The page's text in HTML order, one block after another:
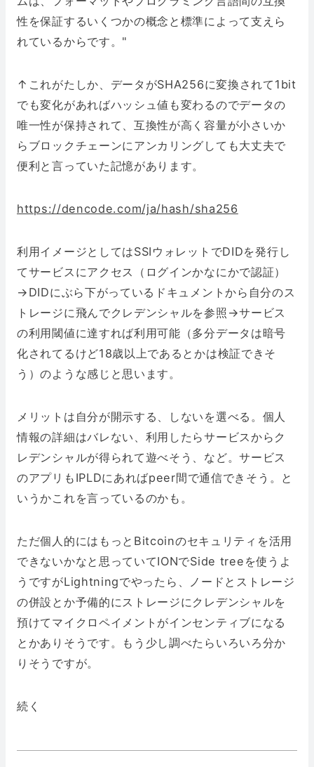
性を保証するいくつかの概念と標準によって支えら
れているからです。"
↑これがたしか、データがSHA256に変換されて1bit
でも変化があればハッシュ値も変わるのでデータの
唯一性が保持されて、互換性が高く容量が小さいか
らブロックチェーンにアンカリングしても大丈夫で
便利と言っていた記憶があります。
https://dencode.com/ja/hash/sha256
利用イメージとしてはSSIウォレットでDIDを発行し
てサービスにアクセス（ログインかなにかで認証）
→DIDにぶら下がっているドキュメントから自分のス
トレージに飛んでクレデンシャルを参照→サービス
の利用閾値に達すれば利用可能（多分データは暗号
化されてるけど18歳以上であるとかは検証できそ
う）のような感じと思います。
メリットは自分が開示する、しないを選べる。個人
情報の詳細はバレない、利用したらサービスからク
レデンシャルが得られて遊べそう、など。サービス
のアプリもIPLDにあればpeer間で通信できそう。と
いうかこれを言っているのかも。
ただ個人的にはもっとBitcoinのセキュリティを活用
できないかなと思っていてIONでSide treeを使うよ
うですがLightningでやったら、ノードとストレージ
の併設とか予備的にストレージにクレデンシャルを
預けてマイクロペイメントがインセンティブになる
とかありそうです。もう少し調べたらいろいろ分か
りそうですが。
続く